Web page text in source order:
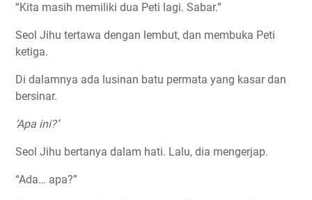
“Kita masih memiliki dua Peti lagi. Sabar.”
Seol Jihu tertawa dengan lembut, dan membuka Peti
ketiga.
Di dalamnya ada lusinan batu permata yang kasar dan
bersinar.
‘Apa ini?’
Seol Jihu bertanya dalam hati. Lalu, dia mengerjap.
“Ada… apa?”